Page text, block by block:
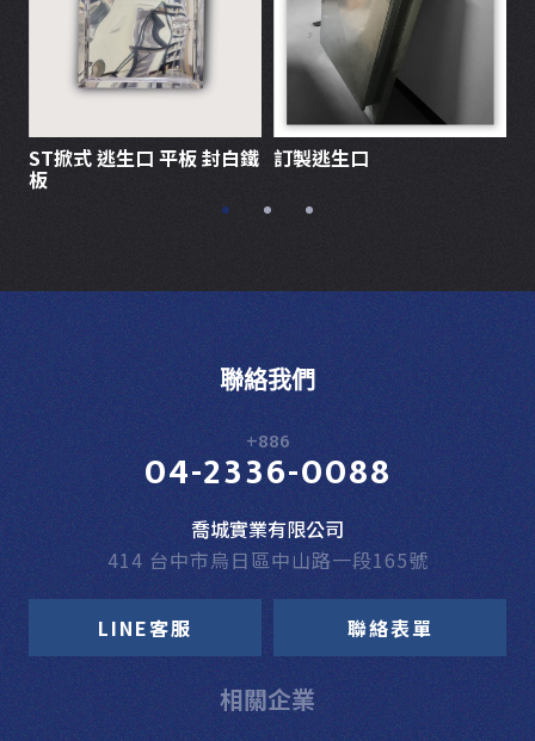
ST掀式 逃生口 平板 封白鐵
板
訂製逃生口
相關企業
聯絡我們
+886
04-2336-0088
喬城實業有限公司
414 台中市烏日區中山路一段165號
LINE客服 聯絡表單